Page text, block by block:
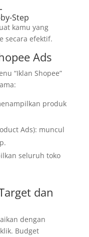
Step
kamu yang
secara efektif.
Ads
“Iklan Shopee”
produk
Ads): muncul
seluruh toko
dan
dengan
Budget